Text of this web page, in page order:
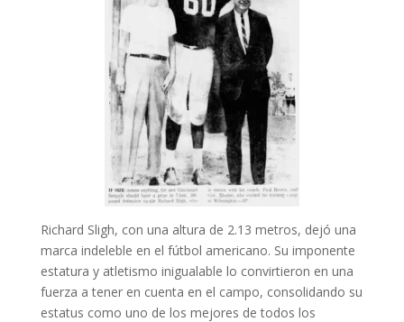
Richard Sligh, con una altura de 2.13 metros, dejó una
marca indeleble en el fútbol americano. Su imponente
estatura y atletismo inigualable lo convirtieron en una
fuerza a tener en cuenta en el campo, consolidando su
estatus como uno de los mejores de todos los